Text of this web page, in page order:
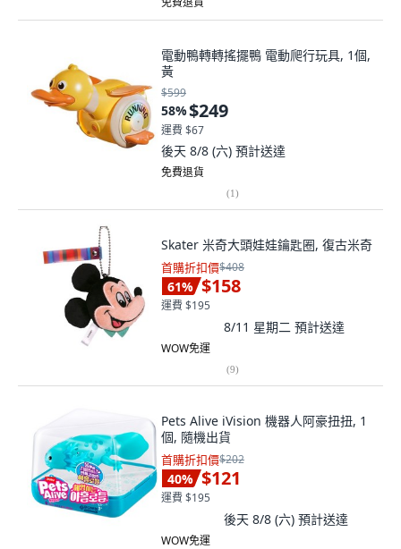
電動鴨轉轉搖擺鴨 電動爬行玩具, 1個,
黃
$599
58%$249
運費 $67
後天 8/8 (六) 預計送達
免費退貨
(1)
Skater 米奇大頭娃娃鑰匙圈, 復古米奇
首購折扣價$408
61% $158
運費 $195
8/11 星期二 預計送達
WOW免運
(9)
Pets Alive iVision 機器人阿豪扭扭, 1
個, 隨機出貨
首購折扣價$202
40% $121
運費 $195
後天 8/8 (六) 預計送達
WOW免運